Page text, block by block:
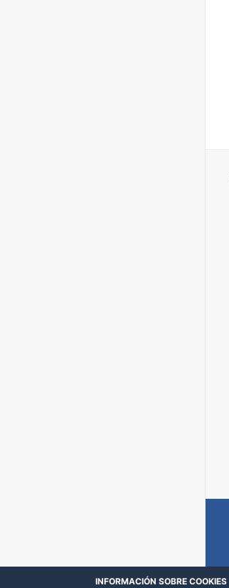
INFORMACIÓN SOBRE COOKIES